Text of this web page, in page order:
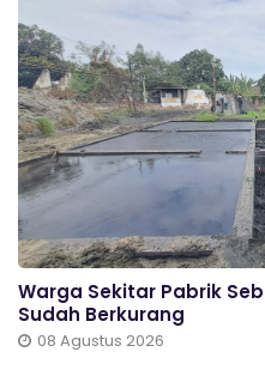
Warga Sekitar Pabrik
Sudah Berkurang
08 Agustus 2026